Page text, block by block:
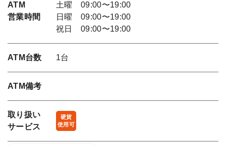
ATM
営業時間
土曜 09:00〜19:00
日曜 09:00〜19:00
祝日 09:00〜19:00
ATM台数 1台
ATM備考
取り扱い
サービス
硬貨
使用可